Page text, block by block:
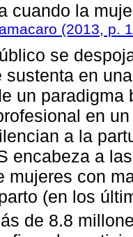
cuando la
(2013, p.
se
sustenta en
un
en
a la
encabeza a
mujeres con
(en los
de 8.8